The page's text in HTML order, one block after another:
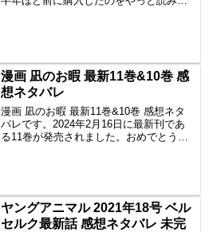
漫画 凪のお暇 最新11巻&10巻 感
想ネタバレ
漫画 凪のお暇 最新11巻&10巻 感想ネタ
バレです。2024年2月16日に最新刊であ
る11巻が発売されました。おめでとうご
ヤングアニマル 2021年18号 ベル
セルク最新話 感想ネタバレ 未完